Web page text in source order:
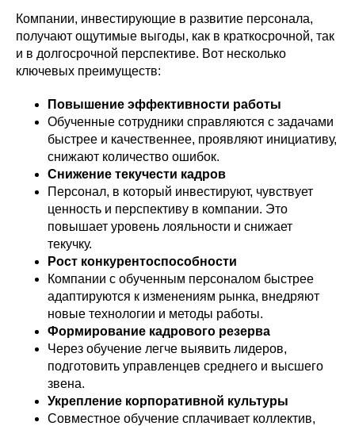
Компании, инвестирующие в развитие персонала,
получают ощутимые выгоды, как в краткосрочной, так
и в долгосрочной перспективе. Вот несколько
ключевых преимуществ:
Повышение эффективности работы
Обученные сотрудники справляются с задачами
быстрее и качественнее, проявляют инициативу,
снижают количество ошибок.
Снижение текучести кадров
Персонал, в который инвестируют, чувствует
ценность и перспективу в компании. Это
повышает уровень лояльности и снижает
текучку.
Рост конкурентоспособности
Компании с обученным персоналом быстрее
адаптируются к изменениям рынка, внедряют
новые технологии и методы работы.
Формирование кадрового резерва
Через обучение легче выявить лидеров,
подготовить управленцев среднего и высшего
звена.
Укрепление корпоративной культуры
Совместное обучение сплачивает коллектив,